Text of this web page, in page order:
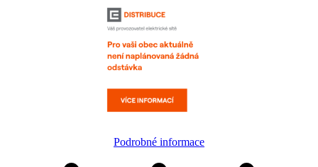
Podrobné informace